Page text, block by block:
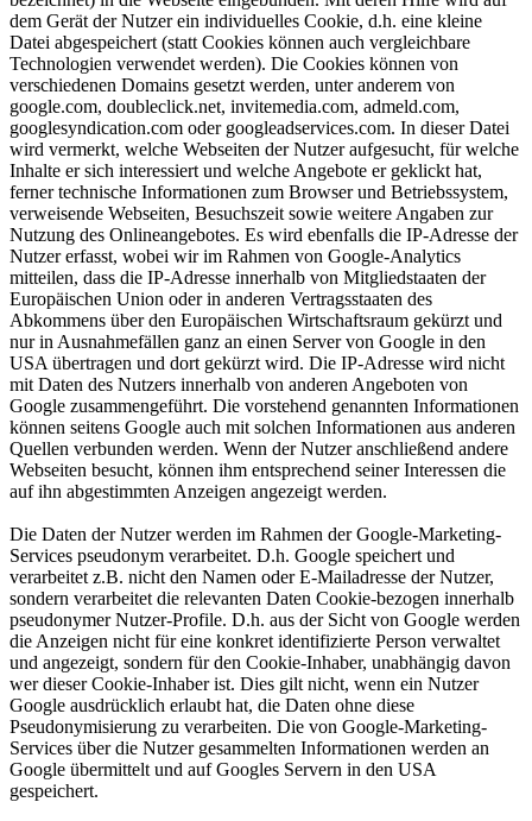
dem Gerät der Nutzer ein individuelles Cookie, d.h. eine kleine
Datei abgespeichert (statt Cookies können auch vergleichbare
Technologien verwendet werden). Die Cookies können von
verschiedenen Domains gesetzt werden, unter anderem von
google.com, doubleclick.net, invitemedia.com, admeld.com,
googlesyndication.com oder googleadservices.com. In dieser Datei
wird vermerkt, welche Webseiten der Nutzer aufgesucht, für welche
Inhalte er sich interessiert und welche Angebote er geklickt hat,
ferner technische Informationen zum Browser und Betriebssystem,
verweisende Webseiten, Besuchszeit sowie weitere Angaben zur
Nutzung des Onlineangebotes. Es wird ebenfalls die IP-Adresse der
Nutzer erfasst, wobei wir im Rahmen von Google-Analytics
mitteilen, dass die IP-Adresse innerhalb von Mitgliedstaaten der
Europäischen Union oder in anderen Vertragsstaaten des
Abkommens über den Europäischen Wirtschaftsraum gekürzt und
nur in Ausnahmefällen ganz an einen Server von Google in den
USA übertragen und dort gekürzt wird. Die IP-Adresse wird nicht
mit Daten des Nutzers innerhalb von anderen Angeboten von
Google zusammengeführt. Die vorstehend genannten Informationen
können seitens Google auch mit solchen Informationen aus anderen
Quellen verbunden werden. Wenn der Nutzer anschließend andere
Webseiten besucht, können ihm entsprechend seiner Interessen die
auf ihn abgestimmten Anzeigen angezeigt werden.
Die Daten der Nutzer werden im Rahmen der Google-Marketing-
Services pseudonym verarbeitet. D.h. Google speichert und
verarbeitet z.B. nicht den Namen oder E-Mailadresse der Nutzer,
sondern verarbeitet die relevanten Daten Cookie-bezogen innerhalb
pseudonymer Nutzer-Profile. D.h. aus der Sicht von Google werden
die Anzeigen nicht für eine konkret identifizierte Person verwaltet
und angezeigt, sondern für den Cookie-Inhaber, unabhängig davon
wer dieser Cookie-Inhaber ist. Dies gilt nicht, wenn ein Nutzer
Google ausdrücklich erlaubt hat, die Daten ohne diese
Pseudonymisierung zu verarbeiten. Die von Google-Marketing-
Services über die Nutzer gesammelten Informationen werden an
Google übermittelt und auf Googles Servern in den USA
gespeichert.